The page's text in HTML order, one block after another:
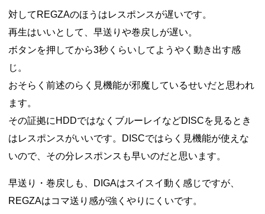
対してREGZAのほうはレスポンスが遅いです。
再生はいいとして、早送りや巻戻しが遅い。
ボタンを押してから3秒くらいしてようやく動き出す感
じ。
おそらく前述のらく見機能が邪魔しているせいだと思われ
ます。
その証拠にHDDではなくブルーレイなどDISCを見るとき
はレスポンスがいいです。DISCではらく見機能が使えな
いので、その分レスポンスも早いのだと思います。
早送り・巻戻しも、DIGAはスイスイ動く感じですが、
REGZAはコマ送り感が強くやりにくいです。